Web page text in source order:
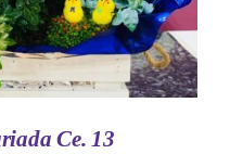
Ce. 13